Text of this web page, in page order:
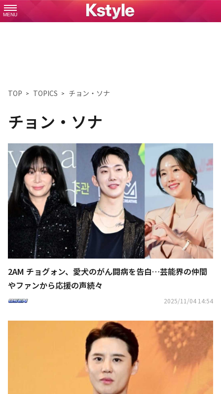
MENU
TOP TOPICS チョン・ソナ
チョン・ソナ
2AM チョグォン、愛犬のがん闘病を告白…芸能界の仲間
やファンから応援の声続々
2025/11/04 14:54